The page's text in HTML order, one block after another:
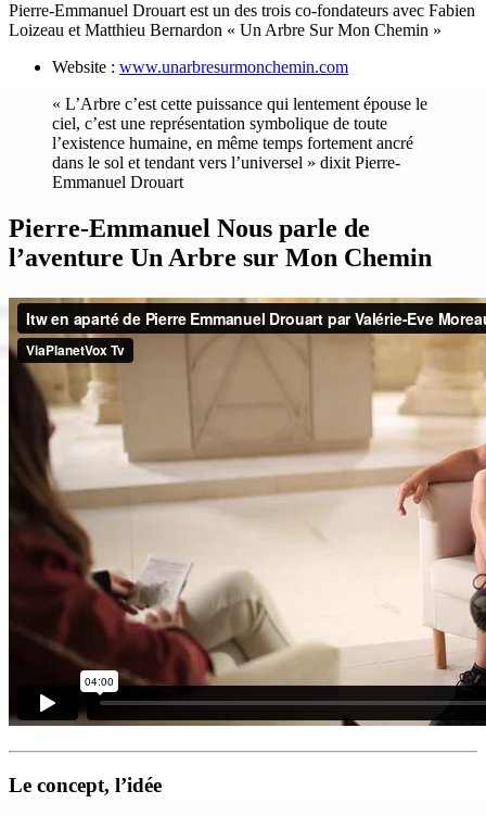
Pierre-Emmanuel Drouart est un des trois co-fondateurs avec Fabien
Loizeau et Matthieu Bernardon « Un Arbre Sur Mon Chemin »
Website : www.unarbresurmonchemin.com
« L’Arbre c’est cette puissance qui lentement épouse le
ciel, c’est une représentation symbolique de toute
l’existence humaine, en même temps fortement ancré
dans le sol et tendant vers l’universel » dixit Pierre-
Emmanuel Drouart
Pierre-Emmanuel Nous parle de
l’aventure Un Arbre sur Mon Chemin
Le concept, l’idée